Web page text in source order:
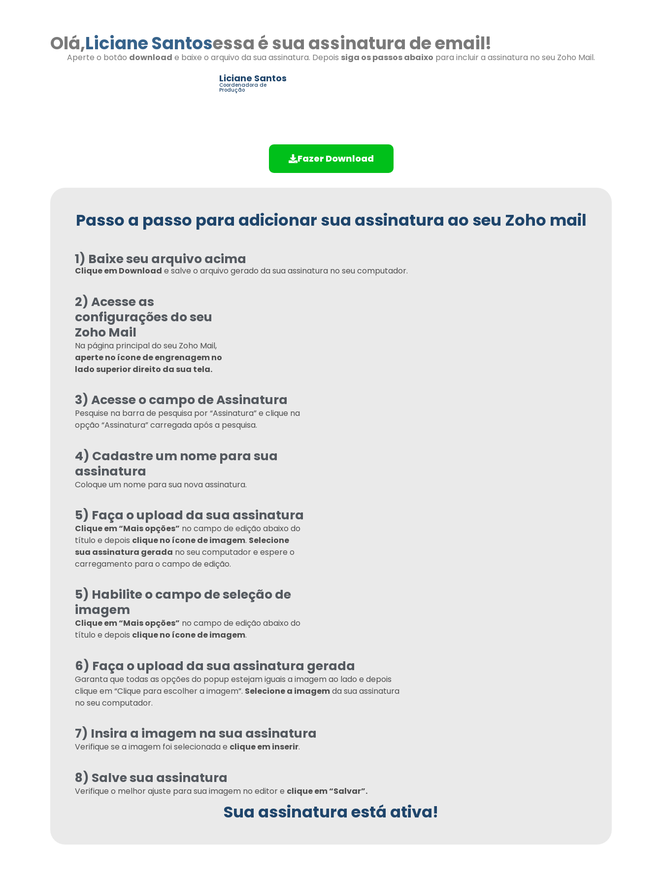
Olá,Liciane Santosessa é sua assinatura de email!
Aperte o botão download e baixe o arquivo da sua assinatura. Depois siga os passos abaixo para incluir a assinatura no seu Zoho Mail.
Liciane Santos
Coordenadora de
Produção
Fazer Download
Passo a passo para adicionar sua assinatura ao seu Zoho mail
1) Baixe seu arquivo acima
Clique em Download e salve o arquivo gerado da sua assinatura no seu computador.
2) Acesse as
configurações do seu
Zoho Mail
Na página principal do seu Zoho Mail,
aperte no ícone de engrenagem no
lado superior direito da sua tela.
3) Acesse o campo de Assinatura
Pesquise na barra de pesquisa por “Assinatura” e clique na
opção “Assinatura” carregada após a pesquisa.
4) Cadastre um nome para sua
assinatura
Coloque um nome para sua nova assinatura.
5) Faça o upload da sua assinatura
Clique em “Mais opções” no campo de edição abaixo do
título e depois clique no ícone de imagem. Selecione
sua assinatura gerada no seu computador e espere o
carregamento para o campo de edição.
5) Habilite o campo de seleção de
imagem
Clique em “Mais opções” no campo de edição abaixo do
título e depois clique no ícone de imagem.
6) Faça o upload da sua assinatura gerada
Garanta que todas as opções do popup estejam iguais a imagem ao lado e depois
clique em “Clique para escolher a imagem”. Selecione a imagemda sua assinatura
no seu computador.
7) Insira a imagem na sua assinatura
Verifique se a imagem foi selecionada e clique em inserir.
8) Salve sua assinatura
Verifique o melhor ajuste para sua imagem no editor e clique em “Salvar”.
Sua assinatura está ativa!